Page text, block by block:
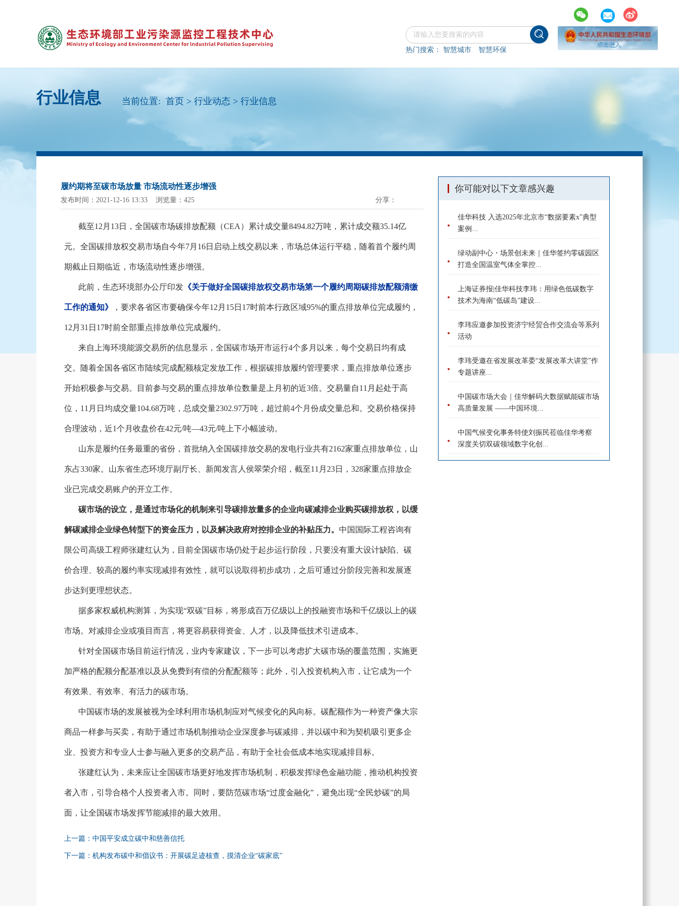
热门搜索： 智慧城市 智慧环保
行业信息 当前位置: 首页 > 行业动态 > 行业信息
履约期将至碳市场放量 市场流动性逐步增强
发布时间：2021-12-16 13:33 浏览量：425 分享：
截至12 月 13日，全国碳市场碳排放配额（CEA ）累计成交量8494.82万吨，累计成交额35.14亿
元。全国碳排放权交易市场自今年7月 16日启动上线交易以来，市场总体运行平稳，随着首个履约周
期截止日期临近，市场流动性逐步增强。
此前，生态环境部办公厅印发《关于做好全国碳排放权交易市场第一个履约周期碳排放配额清缴
工作的通知》 ，要求各省区市要确保今年12 月 15日 17时前本行政区域95%的重点排放单位完成履约，
12 月 31 日 17时前全部重点排放单位完成履约。
来自上海环境能源交易所的信息显示，全国碳市场开市运行4个多月以来，每个交易日均有成
交。随着全国各省区市陆续完成配额核定发放工作，根据碳排放履约管理要求，重点排放单位逐步
开始积极参与交易。目前参与交易的重点排放单位数量是上月初的近3倍。交易量自11 月起处于高
位， 11 月日均成交量104.68万吨，总成交量2302.97万吨，超过前4个月份成交量总和。交易价格保持
合理波动，近1个月收盘价在42元/吨—43元/吨上下小幅波动。
山东是履约任务最重的省份，首批纳入全国碳排放交易的发电行业共有2162家重点排放单位，山
东占330家。山东省生态环境厅副厅长、新闻发言人侯翠荣介绍，截至11 月 23日， 328家重点排放企
业已完成交易账户的开立工作。
碳市场的设立，是通过市场化的机制来引导碳排放量多的企业向碳减排企业购买碳排放权，以缓
解碳减排企业绿色转型下的资金压力，以及解决政府对控排企业的补贴压力。 中国国际工程咨询有
限公司高级工程师张建红认为，目前全国碳市场仍处于起步运行阶段，只要没有重大设计缺陷、碳
价合理、较高的履约率实现减排有效性，就可以说取得初步成功，之后可通过分阶段完善和发展逐
步达到更理想状态。
据多家权威机构测算，为实现“双碳”目标，将形成百万亿级以上的投融资市场和千亿级以上的碳
市场。对减排企业或项目而言，将更容易获得资金、人才，以及降低技术引进成本。
针对全国碳市场目前运行情况，业内专家建议，下一步可以考虑扩大碳市场的覆盖范围，实施更
加严格的配额分配基准以及从免费到有偿的分配配额等；此外，引入投资机构入市，让它成为一个
有效果、有效率、有活力的碳市场。
中国碳市场的发展被视为全球利用市场机制应对气候变化的风向标。碳配额作为一种资产像大宗
商品一样参与买卖，有助于通过市场机制推动企业深度参与碳减排，并以碳中和为契机吸引更多企
业、投资方和专业人士参与融入更多的交易产品，有助于全社会低成本地实现减排目标。
张建红认为，未来应让全国碳市场更好地发挥市场机制，积极发挥绿色金融功能，推动机构投资
者入市，引导合格个人投资者入市。同时，要防范碳市场“过度金融化”，避免出现“全民炒碳”的局
面，让全国碳市场发挥节能减排的最大效用。
上一篇：中国平安成立碳中和慈善信托
下一篇：机构发布碳中和倡议书：开展碳足迹核查，摸清企业“碳家底”
你可能对以下文章感兴趣
佳华科技 入选2025年北京市“数据要素x”典型
案例...
绿动副中心・场景创未来｜佳华签约零碳园区
打造全国温室气体全掌控...
上海证券报|佳华科技李玮：用绿色低碳数字
技术为海南“低碳岛”建设...
李玮应邀参加投资济宁经贸合作交流会等系列
活动
李玮受邀在省发展改革委“发展改革大讲堂”作
专题讲座...
中国碳市场大会｜佳华解码大数据赋能碳市场
高质量发展 ——中国环境...
中国气候变化事务特使刘振民莅临佳华考察
深度关切双碳领域数字化创...